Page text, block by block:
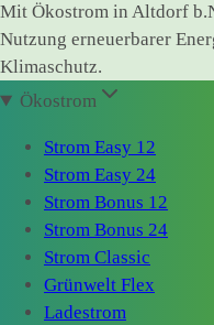
Mit Ökostrom in Altdorf
Nutzung erneuerbarer
Klimaschutz.
Ökostrom
Strom Easy 12
Strom Easy 24
Strom Bonus 12
Strom Bonus 24
Strom Classic
Grünwelt Flex
Ladestrom